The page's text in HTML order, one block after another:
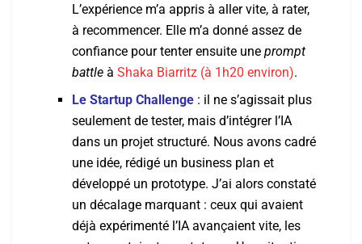
L’expérience m’a appris à aller vite, à rater,
à recommencer. Elle m’a donné assez de
confiance pour tenter ensuite uneprompt
battle àShaka Biarritz (à 1h20 environ).
Le Startup Challenge : il ne s’agissait plus
seulement de tester, mais d’intégrer l’IA
dans un projet structuré. Nous avons cadré
une idée, rédigé un business plan et
développé un prototype. J’ai alors constaté
un décalage marquant : ceux qui avaient
déjà expérimenté l’IA avançaient vite, les